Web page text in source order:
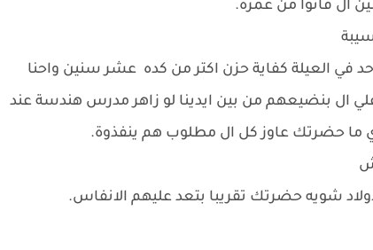
ال فاتوا من عمرة.
في العيلة كفاية حزن اكتر من كده عشر سنين واحنا
ال بنضيعهم من بين ايدينا لو زاهر مدرس هندسة عند
ما حضرتك عاوز كل ال مطلوب هم ينفذوة.
شويه حضرتك تقريبا بتعد عليهم الانفاس.